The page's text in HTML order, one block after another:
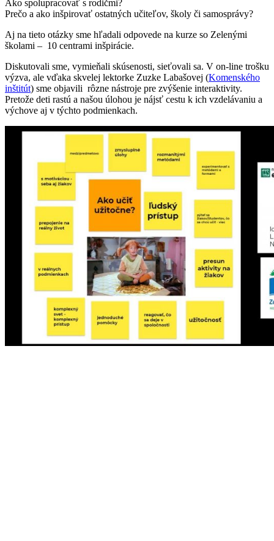
Ako spolupracovať s rodičmi?
Prečo a ako inšpirovať ostatných učiteľov, školy či samosprávy?
Aj na tieto otázky sme hľadali odpovede na kurze so Zelenými
školami – 10 centrami inšpirácie.
Diskutovali sme, vymieňali skúsenosti, sieťovali sa. V on-line trošku
výzva, ale vďaka skvelej lektorke Zuzke Labašovej (Komenského
inštitút) sme objavili rôzne nástroje pre zvýšenie interaktivity.
Pretože deti rastú a našou úlohou je nájsť cestu k ich vzdelávaniu a
výchove aj v týchto podmienkach.